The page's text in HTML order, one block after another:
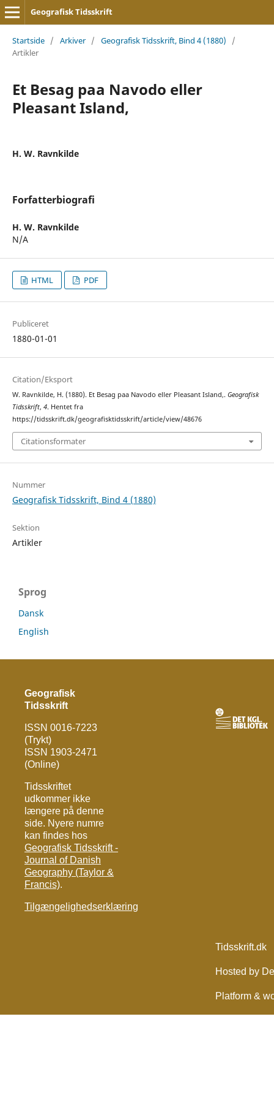
Geografisk Tidsskrift
Startside / Arkiver / Geografisk Tidsskrift, Bind 4 (1880)
/
Artikler
Et Besag paa Navodo eller
Pleasant Island,
H. W. Ravnkilde
Forfatterbiografi
H. W. Ravnkilde
N/A
HTML PDF
Publiceret
1880-01-01
Citation/Eksport
W. Ravnkilde, H. (1880). Et Besag paa Navodo eller Pleasant Island,. Geografisk
Tidsskrift, 4. Hentet fra
https://tidsskrift.dk/geografisktidsskrift/article/view/48676
Citationsformater
Nummer
Geografisk Tidsskrift, Bind 4 (1880)
Sektion
Artikler
Sprog
Dansk
English
Geografisk
Tidsskrift
ISSN 0016-7223
(Trykt)
ISSN 1903-2471
(Online)
Tidsskriftet
udkommer ikke
længere på denne
side. Nyere numre
kan findes hos
Geografisk Tidsskrift -
Journal of Danish
Geography (Taylor &
Francis).
Tilgængelighedserklæring